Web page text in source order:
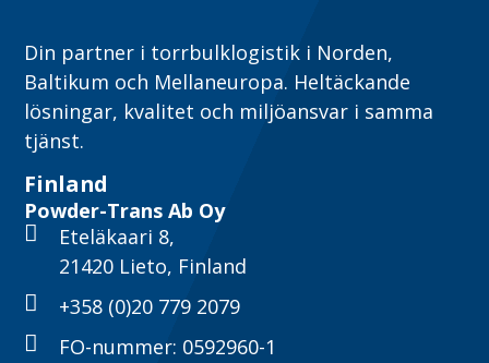
Din partner i torrbulklogistik i Norden,
Baltikum och Mellaneuropa. Heltäckande
lösningar, kvalitet och miljöansvar i samma
tjänst.
Finland
Powder-Trans Ab Oy
Eteläkaari 8,
21420 Lieto, Finland
+358 (0)20 779 2079
FO-nummer: 0592960-1